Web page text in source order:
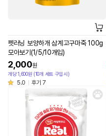
펫러닝 보양하개 삼계고구마죽 100g
모아보기(1/5/10개입)
2,000원
개당 1,600원 (10개 세트 구입시)
5.0 후기 7